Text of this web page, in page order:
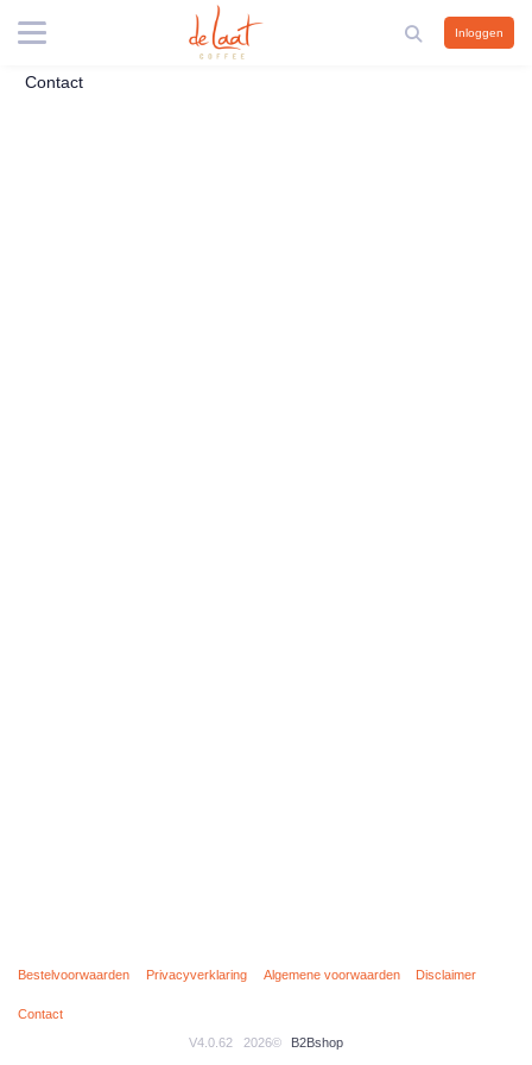
Inloggen
Contact
V4.0.62 2026© B2Bshop
Bestelvoorwaarden Privacyverklaring Algemene voorwaarden Disclaimer
Contact